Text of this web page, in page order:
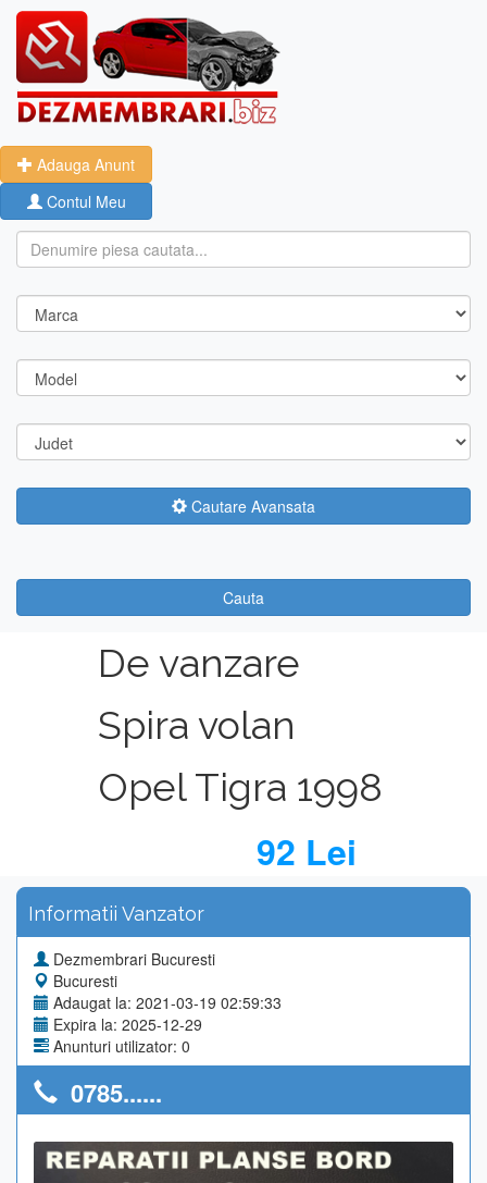
Adauga Anunt
Contul Meu
Cautare Avansata
Cauta
De vanzare
Spira volan
Opel Tigra 1998
92 Lei
Informatii Vanzator
Dezmembrari Bucuresti
Bucuresti
Adaugat la: 2021-03-19 02:59:33
Expira la: 2025-12-29
Anunturi utilizator: 0
0785......